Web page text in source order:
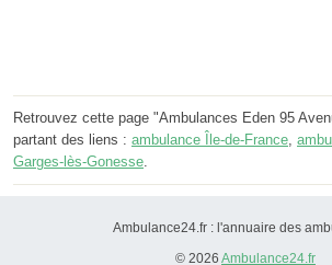
Retrouvez cette page "Ambulances Eden 95
partant des liens : ambulance Île-de-France
Garges-lès-Gonesse
Ambulance24.fr : l'annuaire des
© 2026 Ambulance24.fr